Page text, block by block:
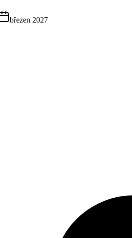
březen 2027